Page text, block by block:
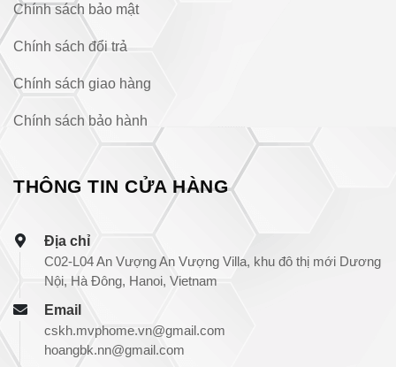
Chính sách bảo mật
Chính sách đổi trả
Chính sách giao hàng
Chính sách bảo hành
THÔNG TIN CỬA HÀNG
Địa chỉ
C02-L04 An Vượng An Vượng Villa, khu đô thị mới Dương
Nội, Hà Đông, Hanoi, Vietnam
Email
cskh.mvphome.vn@gmail.com
hoangbk.nn@gmail.com